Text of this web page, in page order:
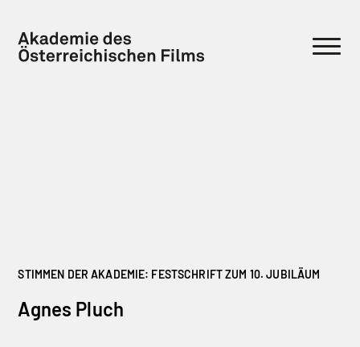
Agnes Pluch
STIMMEN DER AKADEMIE: FESTSCHRIFT ZUM 10. JUBILÄUM